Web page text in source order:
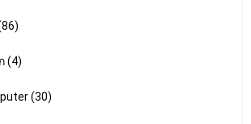
(4)
(30)